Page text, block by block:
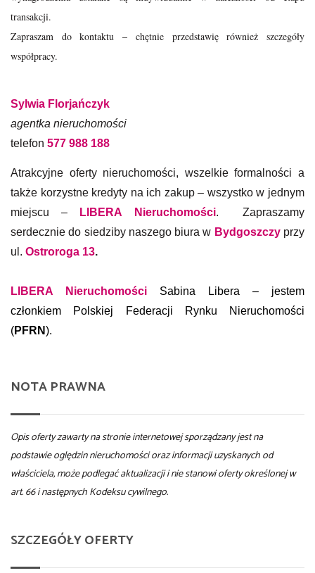
transakcji.
Zapraszam do kontaktu – chętnie przedstawię również szczegóły
współpracy.
Sylwia Florjańczyk
agentka nieruchomości
telefon 577 988 188
Atrakcyjne oferty nieruchomości, wszelkie formalności a
także korzystne kredyty na ich zakup – wszystko w jednym
miejscu –
LIBERA Nieruchomości. Zapraszamy
serdecznie do siedziby naszego biura w Bydgoszczyprzy
ul. Ostroroga 13.
LIBERA Nieruchomości Sabina Libera – jestem
członkiem Polskiej Federacji Rynku Nieruchomości
(PFRN).
NOTA PRAWNA
Opis oferty zawarty na stronie internetowej sporządzany jest na
podstawie oględzin nieruchomości oraz informacji uzyskanych od
właściciela, może podlegać aktualizacji i nie stanowi oferty określonej w
art. 66 i następnych Kodeksu cywilnego.
SZCZEGÓŁY OFERTY